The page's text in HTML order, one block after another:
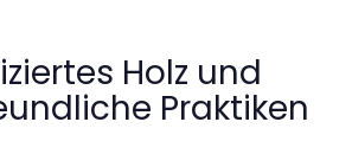
Holz und
Praktiken